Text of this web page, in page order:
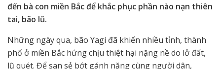
đến bà con miền Bắc để khắc phục phần nào nạn thiên
tai, bão lũ.
Những ngày qua, bão Yagi đã khiến nhiều tỉnh, thành
phố ở miền Bắc hứng chịu thiệt hại nặng nề do lở đất,
lũ quét. Để san sẻ bớt gánh nặng cùng người dân,